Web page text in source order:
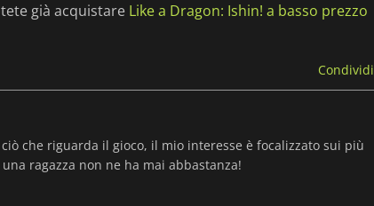
già acquistare Like a Dragon: Ishin! a basso prezzo
Condividi
che riguarda il gioco, il mio interesse è focalizzato sui più
ragazza non ne ha mai abbastanza!